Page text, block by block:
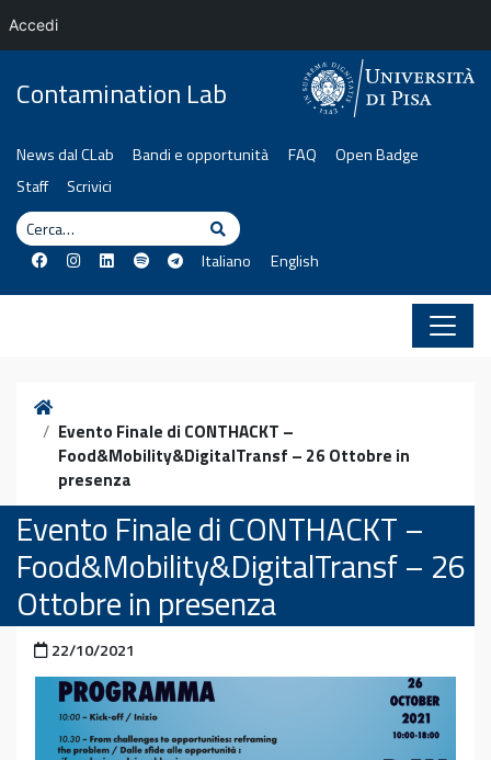
Contamination Lab
News dal CLab Bandi e opportunità FAQ
Open Badge
Staff
Scrivici
Cerca
Cerca
Italiano English
Home
Evento Finale di CONTHACKT –
Food&Mobility&DigitalTransf – 26 Ottobre in
presenza
Evento Finale di CONTHACKT –
Food&Mobility&DigitalTransf – 26
Ottobre in presenza
Pubblicato il
22/10/2021
Accedi